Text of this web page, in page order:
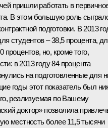
пришли работать в
В этом большую роль
подготовки. В 2013
студентов – 38,5 процента,
процентов, но, кроме того,
в 2013 году 84 процента
на подготовленные для
годы этот показатель был
реализуемая по Вашему
доктор» позволила
местность более 11,5 тысячи